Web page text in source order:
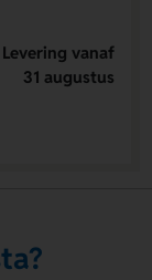
Levering vanaf
31 augustus